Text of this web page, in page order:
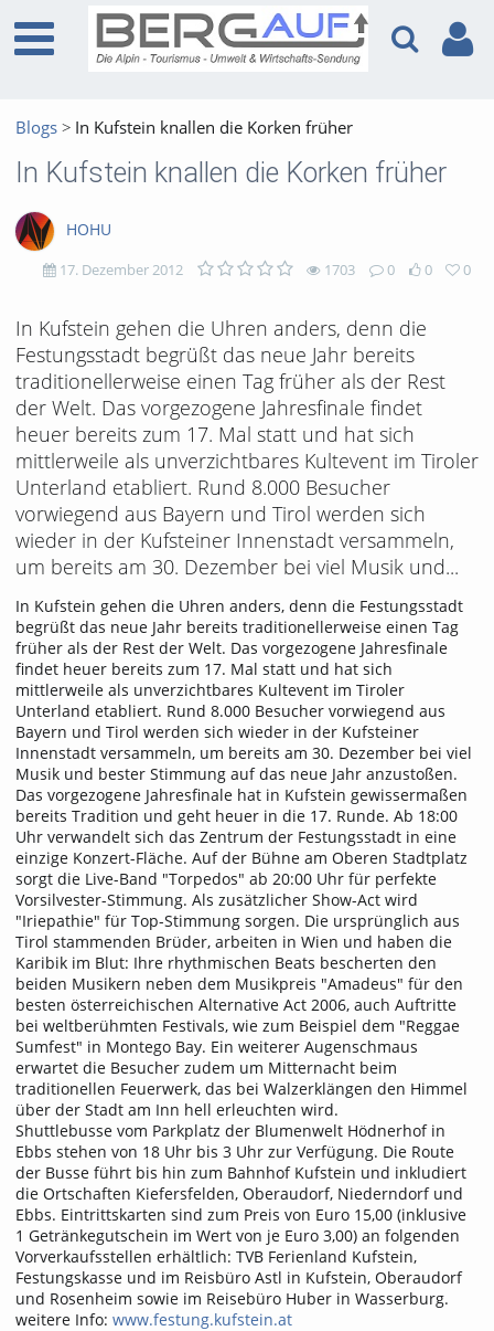
Blogs In Kufstein knallen die Korken früher
In Kufstein knallen die Korken früher
HOHU
17. Dezember 2012 1703
1703
views
0
Kommentare
0
likes
0
favorites
In Kufstein gehen die Uhren anders, denn die
Festungsstadt begrüßt das neue Jahr bereits
traditionellerweise einen Tag früher als der Rest
der Welt. Das vorgezogene Jahresfinale findet
heuer bereits zum 17. Mal statt und hat sich
mittlerweile als unverzichtbares Kultevent im Tiroler
Unterland etabliert. Rund 8.000 Besucher
vorwiegend aus Bayern und Tirol werden sich
wieder in der Kufsteiner Innenstadt versammeln,
um bereits am 30. Dezember bei viel Musik und...
In Kufstein gehen die Uhren anders, denn die Festungsstadt
begrüßt das neue Jahr bereits traditionellerweise einen Tag
früher als der Rest der Welt. Das vorgezogene Jahresfinale
findet heuer bereits zum 17. Mal statt und hat sich
mittlerweile als unverzichtbares Kultevent im Tiroler
Unterland etabliert. Rund 8.000 Besucher vorwiegend aus
Bayern und Tirol werden sich wieder in der Kufsteiner
Innenstadt versammeln, um bereits am 30. Dezember bei viel
Musik und bester Stimmung auf das neue Jahr anzustoßen.
Das vorgezogene Jahresfinale hat in Kufstein gewissermaßen
bereits Tradition und geht heuer in die 17. Runde. Ab 18:00
Uhr verwandelt sich das Zentrum der Festungsstadt in eine
einzige Konzert-Fläche. Auf der Bühne am Oberen Stadtplatz
sorgt die Live-Band "Torpedos" ab 20:00 Uhr für perfekte
Vorsilvester-Stimmung. Als zusätzlicher Show-Act wird
"Iriepathie" für Top-Stimmung sorgen. Die ursprünglich aus
Tirol stammenden Brüder, arbeiten in Wien und haben die
Karibik im Blut: Ihre rhythmischen Beats bescherten den
beiden Musikern neben dem Musikpreis "Amadeus" für den
besten österreichischen Alternative Act 2006, auch Auftritte
bei weltberühmten Festivals, wie zum Beispiel dem "Reggae
Sumfest" in Montego Bay. Ein weiterer Augenschmaus
erwartet die Besucher zudem um Mitternacht beim
traditionellen Feuerwerk, das bei Walzerklängen den Himmel
über der Stadt am Inn hell erleuchten wird.
Shuttlebusse vom Parkplatz der Blumenwelt Hödnerhof in
Ebbs stehen von 18 Uhr bis 3 Uhr zur Verfügung. Die Route
der Busse führt bis hin zum Bahnhof Kufstein und inkludiert
die Ortschaften Kiefersfelden, Oberaudorf, Niederndorf und
Ebbs. Eintrittskarten sind zum Preis von Euro 15,00 (inklusive
1 Getränkegutschein im Wert von je Euro 3,00) an folgenden
Vorverkaufsstellen erhältlich: TVB Ferienland Kufstein,
Festungskasse und im Reisbüro Astl in Kufstein, Oberaudorf
und Rosenheim sowie im Reisebüro Huber in Wasserburg.
weitere Info: www.festung.kufstein.at